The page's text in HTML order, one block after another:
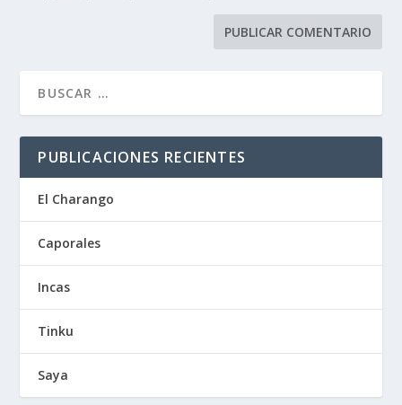
PUBLICACIONES RECIENTES
El Charango
Caporales
Incas
Tinku
Saya